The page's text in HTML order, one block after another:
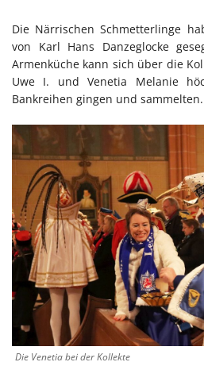
Die Närrischen Schmetterlinge
von Karl Hans Danzeglocke
Armenküche kann sich über die
Uwe I. und Venetia Melanie
Bankreihen gingen und sammelten.
Die Venetia bei der Kollekte